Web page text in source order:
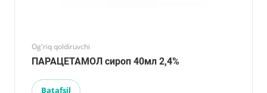
Og'riq qoldiruvchi
ПАРАЦЕТАМОЛ сироп 40мл 2,4%
Batafsil